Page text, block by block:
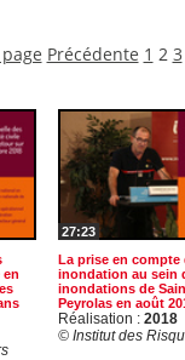
Précédente 1 2 3
en
27:23
La prise en compte
inondation au sein
inondations de
Peyrolas en août
Réalisation : 2018
© Institut des